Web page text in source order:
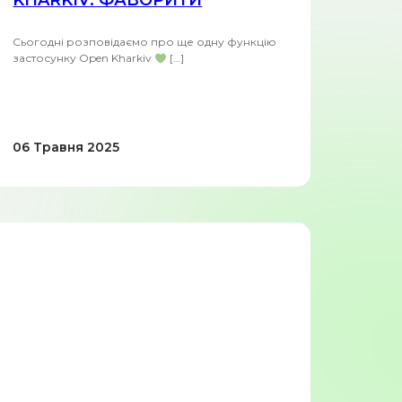
Сьогодні розповідаємо про ще одну функцію
застосунку Open Kharkiv
[…]
06 Травня 2025